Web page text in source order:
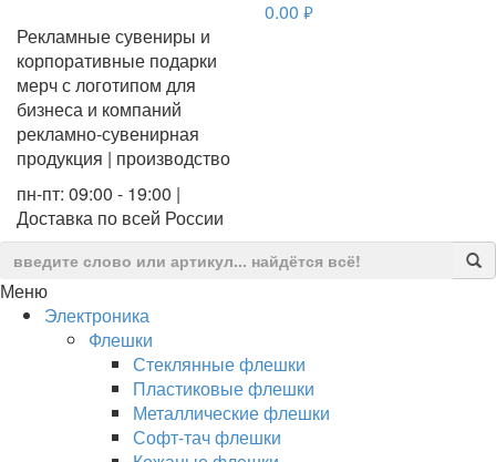
Рекламные сувениры и
корпоративные подарки
мерч с логотипом для
бизнеса и компаний
рекламно-сувенирная
продукция | производство
пн-пт: 09:00 - 19:00 |
Доставка по всей России
0.00 руб.
Меню
Электроника
Флешки
Стеклянные флешки
Пластиковые флешки
Металлические флешки
Софт-тач флешки